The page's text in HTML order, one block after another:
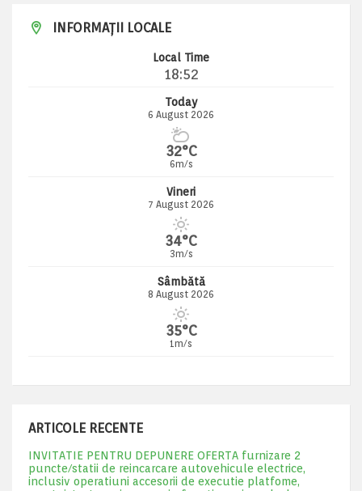
INFORMAȚII LOCALE
Local Time
18:52
Today
6 August 2026
32°C
6m/s
Vineri
7 August 2026
34°C
3m/s
Sâmbătă
8 August 2026
35°C
1m/s
ARTICOLE RECENTE
INVITATIE PENTRU DEPUNERE OFERTA furnizare 2
puncte/statii de reincarcare autovehicule electrice,
inclusiv operatiuni accesorii de executie platfome,